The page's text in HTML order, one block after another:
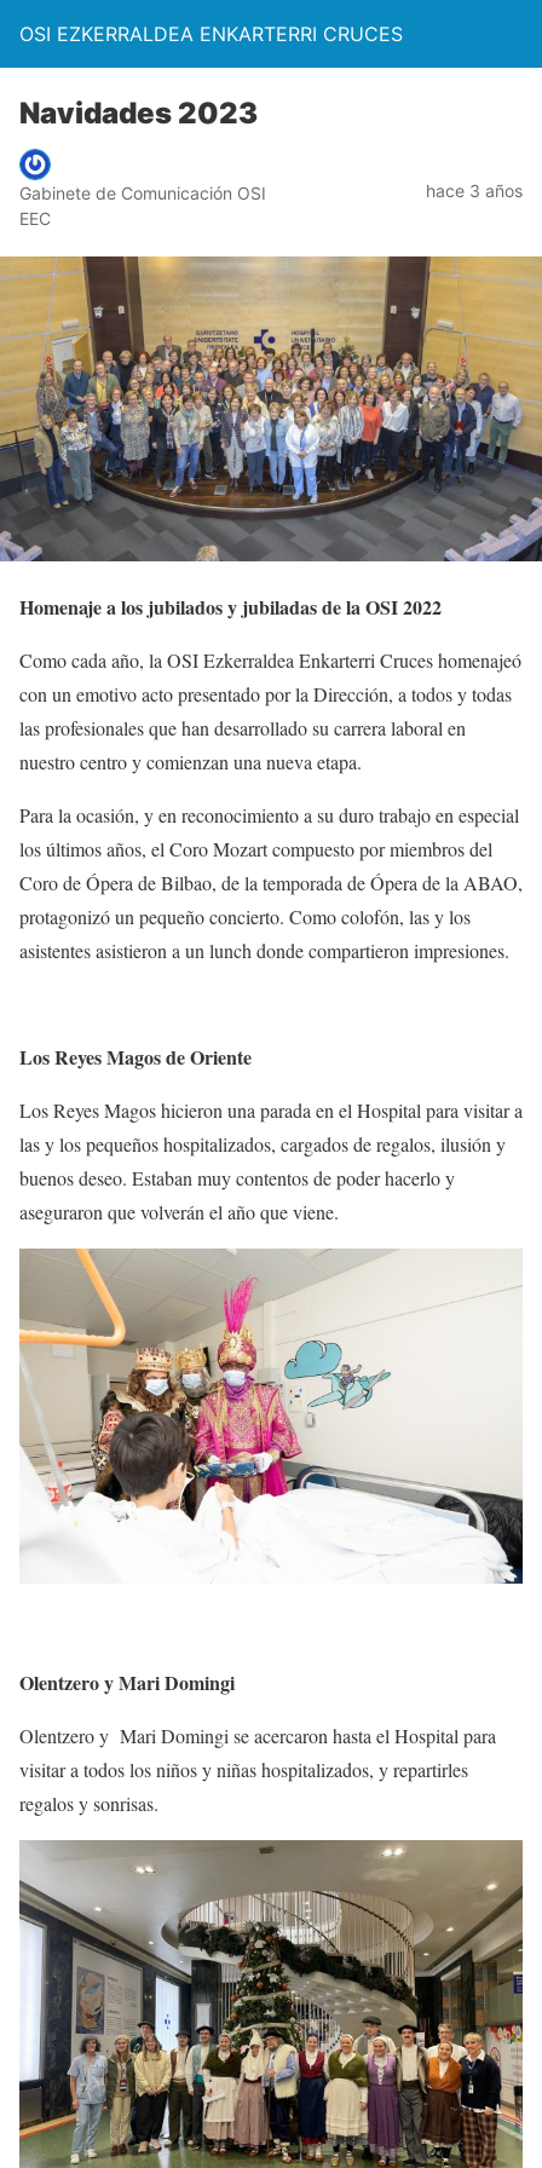
OSI EZKERRALDEA ENKARTERRI CRUCES
Navidades 2023
Gabinete de Comunicación OSI
EEC
hace 3 años
Homenaje a los jubilados y jubiladas de la OSI 2022
Como cada año, la OSI Ezkerraldea Enkarterri Cruces homenajeó
con un emotivo acto presentado por la Dirección, a todos y todas
las profesionales que han desarrollado su carrera laboral en
nuestro centro y comienzan una nueva etapa.
Para la ocasión, y en reconocimiento a su duro trabajo en especial
los últimos años, el Coro Mozart compuesto por miembros del
Coro de Ópera de Bilbao, de la temporada de Ópera de la ABAO,
protagonizó un pequeño concierto. Como colofón, las y los
asistentes asistieron a un lunch donde compartieron impresiones.
Los Reyes Magos de Oriente
Los Reyes Magos hicieron una parada en el Hospital para visitar a
las y los pequeños hospitalizados, cargados de regalos, ilusión y
buenos deseo. Estaban muy contentos de poder hacerlo y
aseguraron que volverán el año que viene.
Olentzero y Mari Domingi
Olentzero y Mari Domingi se acercaron hasta el Hospital para
visitar a todos los niños y niñas hospitalizados, y repartirles
regalos y sonrisas.